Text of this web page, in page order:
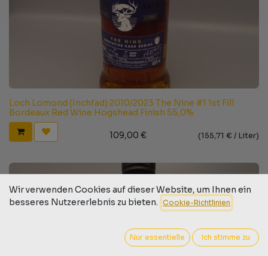
Loch Lomond (Inchfad) 2010/2023 The Nine #1 1st Fill
Bordeaux Red Wine Hogshead Finish 55,0%
109,00 € (155,71 € / Liter)
Wir verwenden Cookies auf dieser Website, um Ihnen ein
besseres Nutzererlebnis zu bieten. Cookie-Richtlinien
Nur essentielle Ich stimme zu